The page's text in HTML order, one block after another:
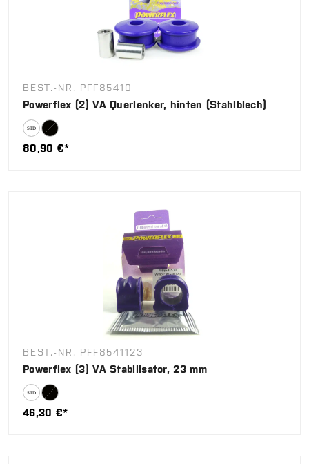
BEST.-NR. PFF85410
Powerflex (2) VA Querlenker, hinten (Stahlblech)
80,90 €*
BEST.-NR. PFF8541123
Powerflex (3) VA Stabilisator, 23 mm
46,30 €*